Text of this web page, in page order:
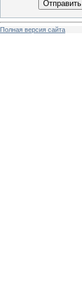
Отправить
Полная версия сайта